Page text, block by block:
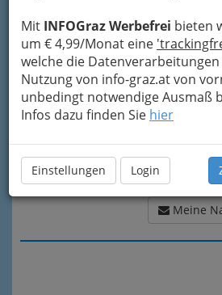
Mit INFOGraz Werbefrei bieten
um € 4,99/Monat eine
welche die
Nutzung von info-graz.at von
unbedingt notwendige Ausmaß
Infos dazu finden Sie hier
Einstellungen Login
Meine Nachricht
Meine